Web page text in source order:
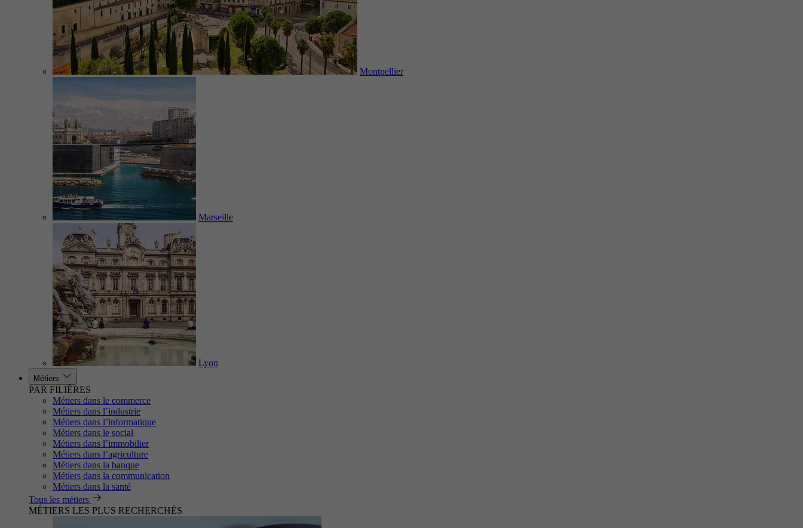
Montpellier
Marseille
Lyon
Métiers
PAR FILIÈRES
Métiers dans le commerce
Métiers dans l’industrie
Métiers dans l’informatique
Métiers dans le social
Métiers dans l’immobilier
Métiers dans l’agriculture
Métiers dans la banque
Métiers dans la communication
Métiers dans la santé
Tous les métiers
MÉTIERS LES PLUS RECHERCHÉS